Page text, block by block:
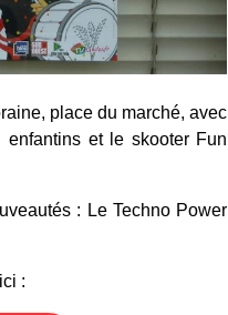
place du marché, avec
enfantins et le skooter Fun
: Le Techno Power
: